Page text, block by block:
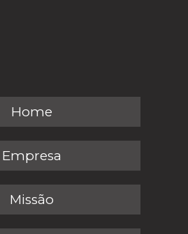
Home
Empresa
Missão